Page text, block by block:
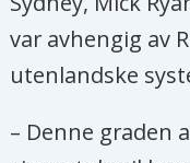
var avhengig av
utenlandske
– Denne graden